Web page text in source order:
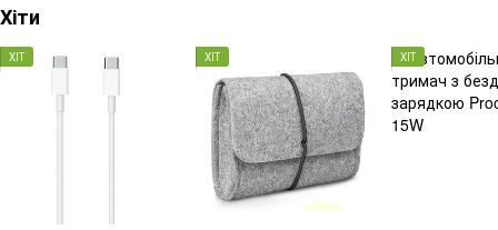
Хіти
ХІТ ХІТ ХІТ